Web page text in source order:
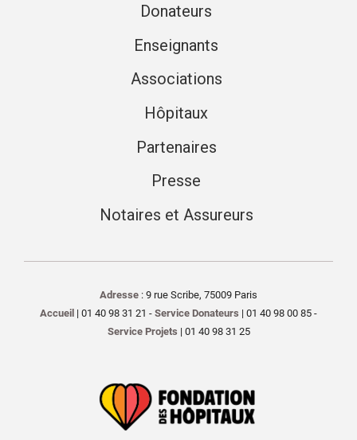
Donateurs
Enseignants
Associations
Hôpitaux
Partenaires
Presse
Notaires et Assureurs
Adresse : 9 rue Scribe, 75009 Paris
Accueil | 01 40 98 31 21 - Service Donateurs | 01 40 98 00 85 -
Service Projets | 01 40 98 31 25